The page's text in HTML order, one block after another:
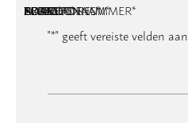
"*" geeft vereiste velden aan
NAAM*
BEDRIJFSNAAM*
E-MAILADRES*
TELEFOONNUMMER*
POSTCODE
ADRES
BERICHT*